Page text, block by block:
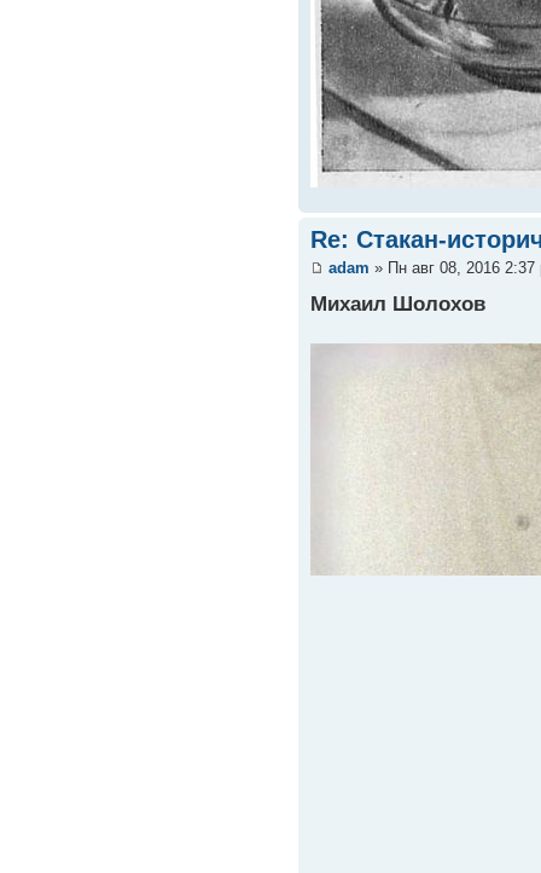
Re: Стакан-
adam » Пн авг 08, 2016 2:37
Михаил Шолохов